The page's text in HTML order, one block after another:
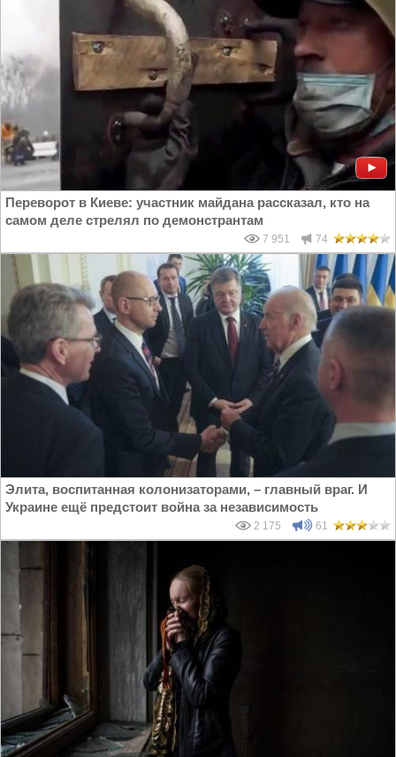
Переворот в Киеве: участник майдана рассказал, кто на
самом деле стрелял по демонстрантам
7 951 74
Элита, воспитанная колонизаторами, – главный враг. И
Украине ещё предстоит война за независимость
2 175 61